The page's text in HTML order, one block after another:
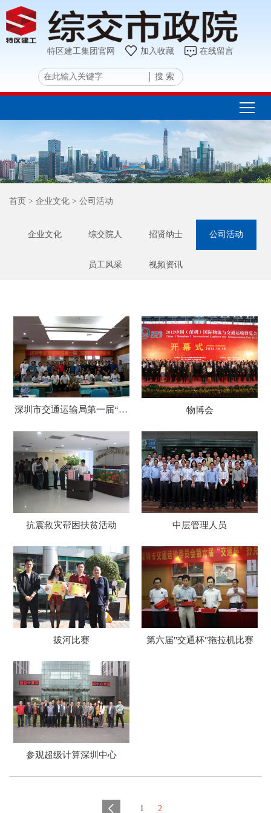
特区建工集团官网 加入收藏 在线留言
搜 索
首页 > 企业文化 > 公司活动
企业文化 综交院人 招贤纳士 公司活动
员工风采 视频资讯
深圳市交通运输局第一届“交
物博会
抗震救灾帮困扶贫活动 中层管理人员
拔河比赛 第六届"交通杯"拖拉机比赛
参观超级计算深圳中心
1 2